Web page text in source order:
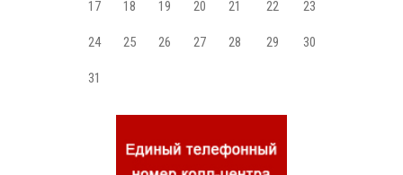
17 18 19 20 21 22 23
24 25 26 27 28 29 30
31